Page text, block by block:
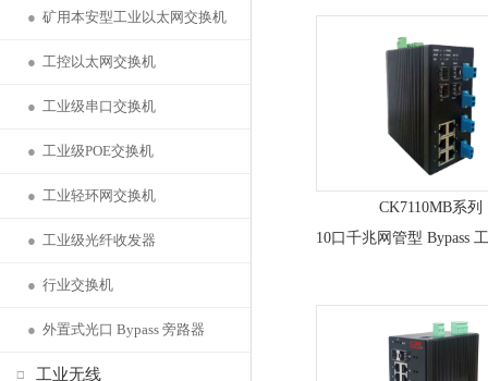
● 矿用本安型工业以太网交换机
● 工控以太网交换机
● 工业级串口交换机
● 工业级POE交换机
● 工业轻环网交换机
● 工业级光纤收发器
● 行业交换机
● 外置式光口 Bypass 旁路器
工业无线
CK7110MB系列